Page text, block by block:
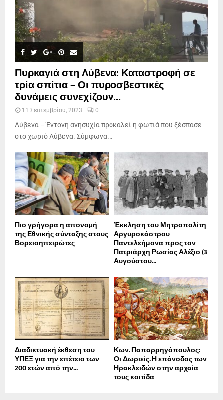
Πυρκαγιά στη Λύβενα: Καταστροφή σε
τρία σπίτια – Οι πυροσβεστικές
δυνάμεις συνεχίζουν...
11 Σεπτεμβρίου, 2023 0
Λύβενα – Έντονη ανησυχία προκαλεί η φωτιά που ξέσπασε
στο χωριό Λύβενα. Σύμφωνα...
Πιο γρήγορα η απονοµή
της Εθνικής σύνταξης στους
Βορειοηπειρώτες
Έκκληση του Μητροπολίτη
Αργυροκάστρου
Παντελεήμονα προς τον
Πατριάρχη Ρωσίας Αλέξιο (3
Αυγούστου...
Διαδικτυακή έκθεση του
ΥΠΕΞ για την επέτειο των
200 ετών από την...
Κων. Παπαρρηγόπουλος:
Οι Δωριείς. Η επάνοδος των
Ηρακλειδών στην αρχαία
τους κοιτίδα